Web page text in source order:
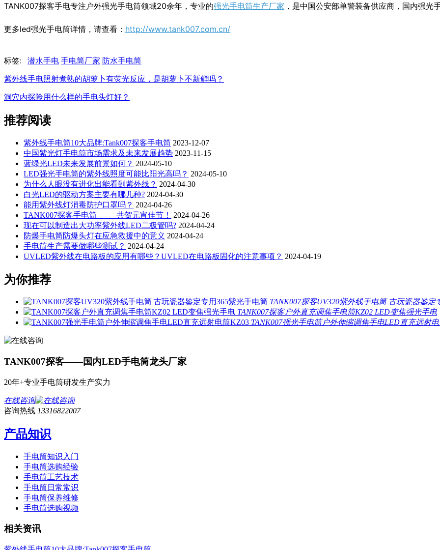
TANK007探客手电专注户外强光手电筒领域20余年，专业的强光手电筒生产厂家 ，是中国公安部单警装备供应商，国内强光
更多led强光手电筒详情，请查看： http://www.tank007.com.cn/
标签: 潜水手电 手电筒厂家 防水手电筒
紫外线手电照射煮熟的胡萝卜有荧光反应，是胡萝卜不新鲜吗？
洞穴内探险用什么样的手电头灯好？
推荐阅读
紫外线手电筒10大品牌:Tank007探客手电筒 2023-12-07
中国紫光灯手电筒市场需求及未来发展趋势 2023-11-15
蓝绿光LED未来发展前景如何？ 2024-05-10
LED强光手电筒的紫外线照度可能比阳光高吗？ 2024-05-10
为什么人眼没有进化出能看到紫外线？ 2024-04-30
白光LED的驱动方案主要有哪几种? 2024-04-30
能用紫外线灯消毒防护口罩吗？ 2024-04-26
TANK007探客手电筒 —— 共贺元宵佳节！
2024-04-26
现在可以制造出大功率紫外线LED二极管吗? 2024-04-24
防爆手电筒防爆头灯在应急救援中的意义 2024-04-24
手电筒生产需要做哪些测试？ 2024-04-24
UVLED紫外线在电路板的应用有哪些？UVLED在电路板固化的注意事项？ 2024-04-19
为你推荐
TANK007探客UV320紫外线手电筒 古玩瓷器鉴定
TANK007探客户外直充调焦手电筒KZ02 LED变焦强光手电
TANK007强光手电筒户外伸缩调焦手电LED直充远射
TANK007探客——国内LED手电筒龙头厂家
20年+专业手电筒研发生产实力
在线咨询
咨询热线 13316822007
产品知识
手电筒知识入门
手电筒选购经验
手电筒工艺技术
手电筒日常常识
手电筒保养维修
手电筒选购视频
相关资讯